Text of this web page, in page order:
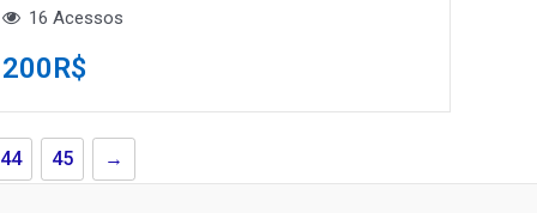
16 Acessos
200R$
44 45 →